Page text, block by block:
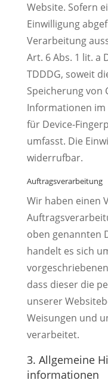
Website. Sofern
Einwilligung
Verarbeitung
Art. 6 Abs. 1 lit. a
TDDDG, soweit
Speicherung von
Informationen im
für Device-
umfasst. Die
widerrufbar.
Auftragsverarbeitung
Wir haben einen
oben genannten
handelt es sich
dass dieser die
unserer
Weisungen und
verarbeitet.
3. Allgemeine
informationen